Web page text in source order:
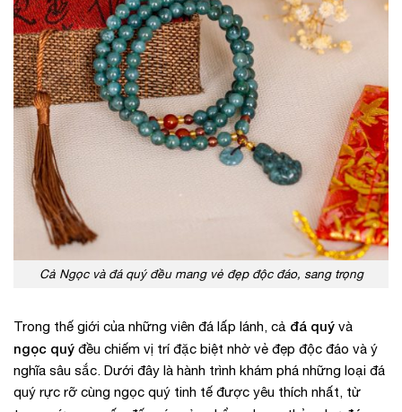
Cả Ngọc và đá quý đều mang vẻ đẹp độc đáo, sang trọng
Trong thế giới của những viên đá lấp lánh, cả đá quý và
ngọc quý đều chiếm vị trí đặc biệt nhờ vẻ đẹp độc đáo và ý
nghĩa sâu sắc. Dưới đây là hành trình khám phá những loại đá
quý rực rỡ cùng ngọc quý tinh tế được yêu thích nhất, từ